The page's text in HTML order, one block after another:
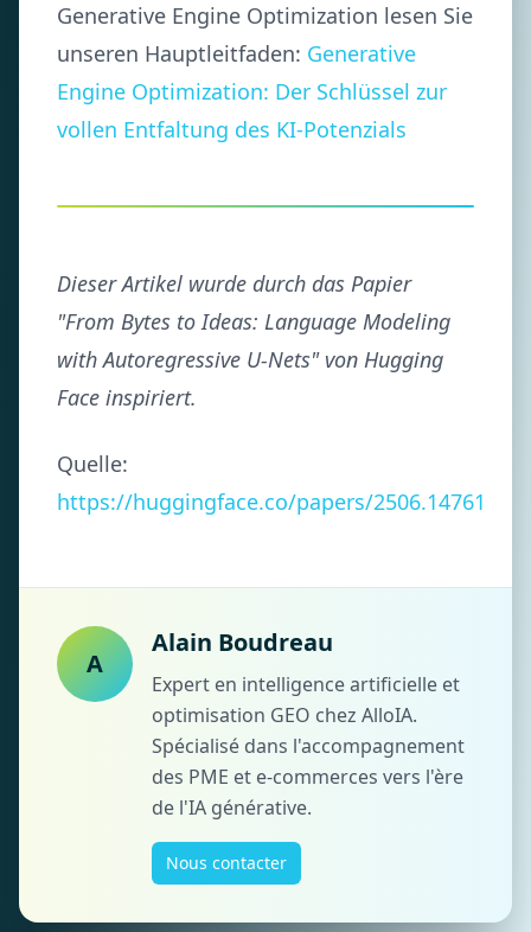
Generative Engine Optimization lesen Sie
unseren Hauptleitfaden: Generative
Engine Optimization: Der Schlüssel zur
vollen Entfaltung des KI-Potenzials
Dieser Artikel wurde durch das Papier
"From Bytes to Ideas: Language Modeling
with Autoregressive U-Nets" von Hugging
Face inspiriert.
Quelle:
https://huggingface.co/papers/2506.14761
A
Alain Boudreau
Expert en intelligence artificielle et
optimisation GEO chez AlloIA.
Spécialisé dans l'accompagnement
des PME et e-commerces vers l'ère
de l'IA générative.
Nous contacter